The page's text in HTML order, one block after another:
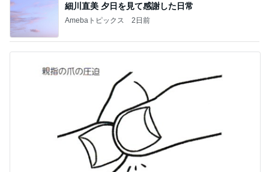
細川直美 夕日を見て感謝した日常
Amebaトピックス 2日前